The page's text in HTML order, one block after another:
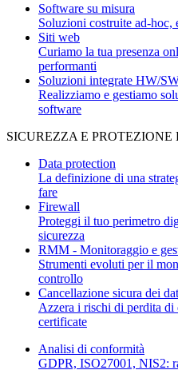
Software su misura
Soluzioni costruite ad-hoc,
Siti web
Curiamo la tua presenza
performanti
Soluzioni integrate HW/
Realizziamo e gestiamo
software
SICUREZZA E PROTEZIONE
Data protection
La definizione di una
fare
Firewall
Proteggi il tuo perimetro
sicurezza
RMM - Monitoraggio e
Strumenti evoluti per il
controllo
Cancellazione sicura dei
Azzera i rischi di perdita di
certificate
Analisi di conformità
GDPR, ISO27001, NIS2: